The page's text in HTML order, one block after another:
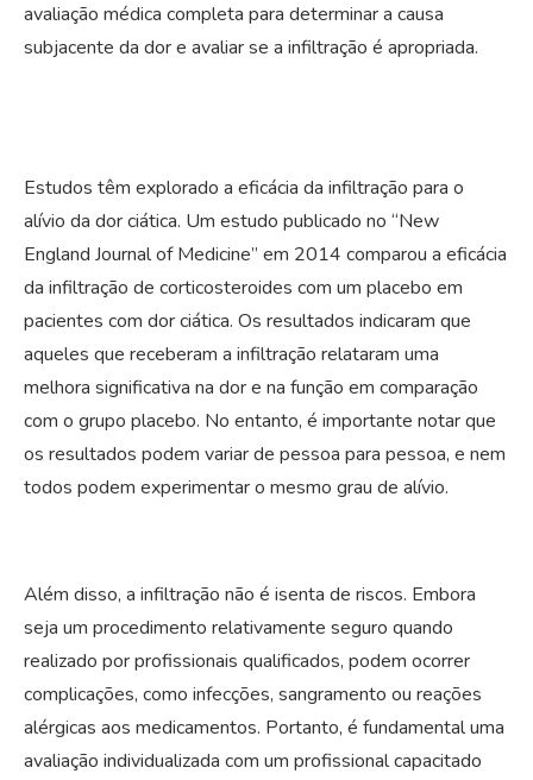
avaliação médica completa para determinar a causa
subjacente da dor e avaliar se a infiltração é apropriada.
Estudos têm explorado a eficácia da infiltração para o
alívio da dor ciática. Um estudo publicado no “New
England Journal of Medicine” em 2014 comparou a eficácia
da infiltração de corticosteroides com um placebo em
pacientes com dor ciática. Os resultados indicaram que
aqueles que receberam a infiltração relataram uma
melhora significativa na dor e na função em comparação
com o grupo placebo. No entanto, é importante notar que
os resultados podem variar de pessoa para pessoa, e nem
todos podem experimentar o mesmo grau de alívio.
Além disso, a infiltração não é isenta de riscos. Embora
seja um procedimento relativamente seguro quando
realizado por profissionais qualificados, podem ocorrer
complicações, como infecções, sangramento ou reações
alérgicas aos medicamentos. Portanto, é fundamental uma
avaliação individualizada com um profissional capacitado